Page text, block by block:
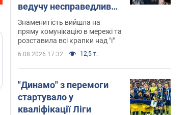
ведучу несправедливо
захейтили
Знаменитість вийшла на
пряму комунікацію в мережі та
розставила всі крапки над "і"
6.08.2026 17:32 12,5 т.
"Динамо" з перемоги
стартувало у
кваліфікації Ліги